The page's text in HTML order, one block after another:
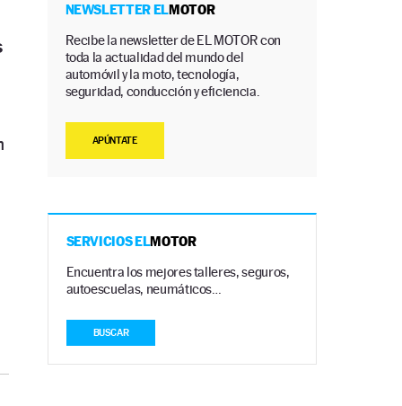
NEWSLETTER ELMOTOR
Recibe la newsletter de EL MOTOR con
toda la actualidad del mundo del
automóvil y la moto, tecnología,
seguridad, conducción y eficiencia.
APÚNTATE
SERVICIOS ELMOTOR
Encuentra los mejores talleres, seguros,
autoescuelas, neumáticos…
BUSCAR